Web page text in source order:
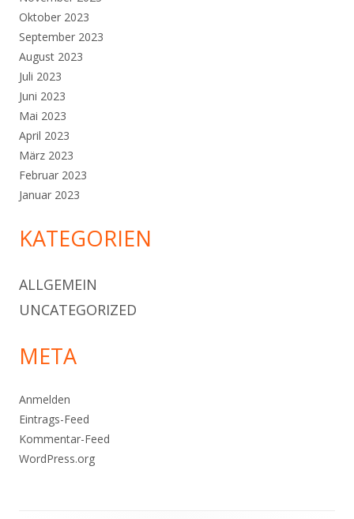
Oktober 2023
September 2023
August 2023
Juli 2023
Juni 2023
Mai 2023
April 2023
März 2023
Februar 2023
Januar 2023
KATEGORIEN
ALLGEMEIN
UNCATEGORIZED
META
Anmelden
Eintrags-Feed
Kommentar-Feed
WordPress.org